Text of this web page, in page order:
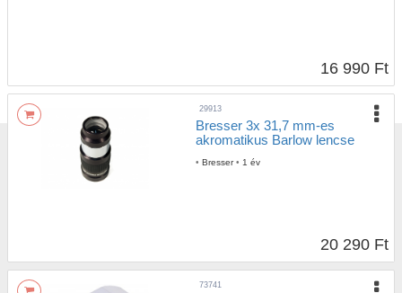
16 990 Ft
29913
Bresser 3x 31,7 mm-es
akromatikus Barlow lencse
• Bresser • 1 év
20 290 Ft
73741